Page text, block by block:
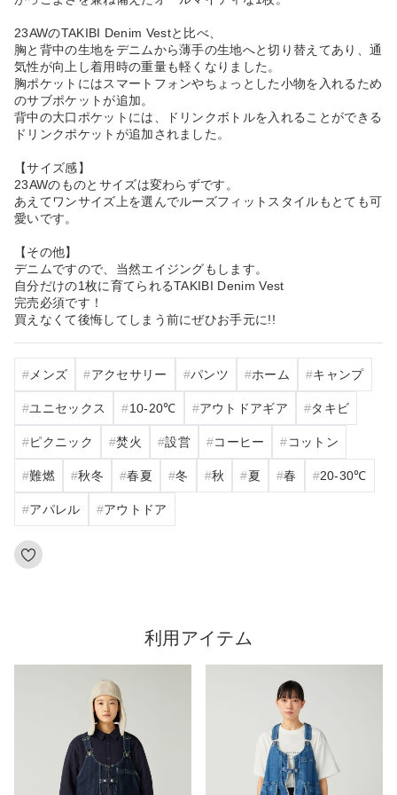
23AWのTAKIBI Denim Vestと比べ、
胸と背中の生地をデニムから薄手の生地へと切り替えてあり、通
気性が向上し着用時の重量も軽くなりました。
胸ポケットにはスマートフォンやちょっとした小物を入れるため
のサブポケットが追加。
背中の大口ポケットには、ドリンクボトルを入れることができる
ドリンクポケットが追加されました。
【サイズ感】
23AWのものとサイズは変わらずです。
あえてワンサイズ上を選んでルーズフィットスタイルもとても可
愛いです。
【その他】
デニムですので、当然エイジングもします。
自分だけの1枚に育てられるTAKIBI Denim Vest
完売必須です！
買えなくて後悔してしまう前にぜひお手元に!!
メンズ アクセサリー パンツ ホーム キャンプ
ユニセックス 10‐20℃ アウトドアギア タキビ
ピクニック 焚火 設営 コーヒー コットン
難燃 秋冬 春夏 冬 秋 夏 春 20‐30℃
アパレル アウトドア
利用アイテム